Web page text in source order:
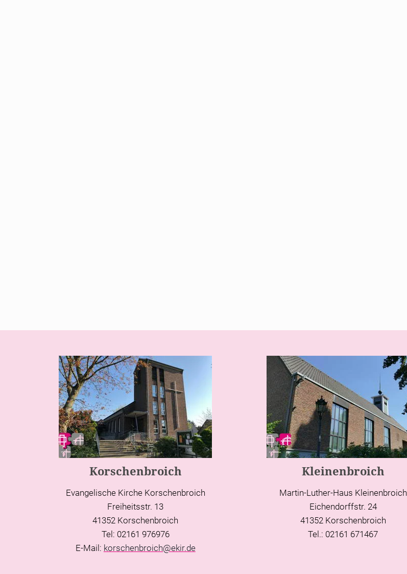
Korschenbroich
Evangelische Kirche Korschenbroich
Freiheitsstr. 13
41352 Korschenbroich
Tel: 02161 976976
E-Mail: korschenbroich@ekir.de
Kleinenbroich
Martin-Luther-Haus Kleinenbroich
Eichendorffstr. 24
41352 Korschenbroich
Tel.: 02161 671467